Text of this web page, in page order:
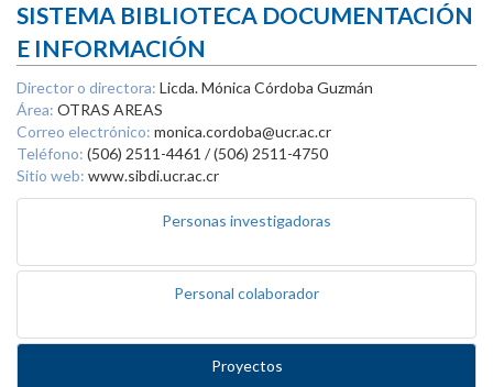
SISTEMA BIBLIOTECA DOCUMENTACIÓN
E INFORMACIÓN
Director o directora: Licda. Mónica Córdoba Guzmán
Área: OTRAS AREAS
Correo electrónico: monica.cordoba@ucr.ac.cr
Teléfono: (506) 2511-4461 / (506) 2511-4750
Sitio web: www.sibdi.ucr.ac.cr
Personas investigadoras
Personal colaborador
Proyectos